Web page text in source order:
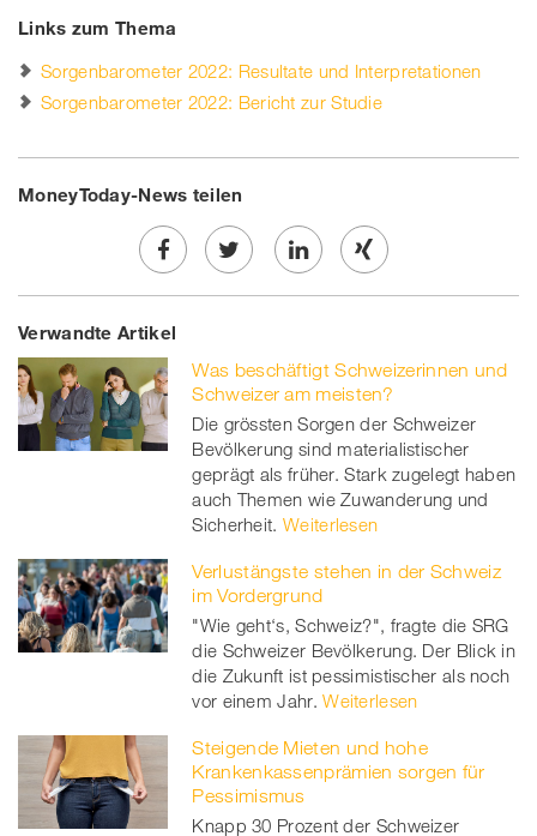
Links zum Thema
Sorgenbarometer 2022: Resultate und Interpretationen
Sorgenbarometer 2022: Bericht zur Studie
MoneyToday-News teilen
Share
on
Facebook
Twe
on
twitt
er
Share
linkedin
Share
Xing
Verwandte Artikel
Was beschäftigt Schweizerinnen und
Schweizer am meisten?
Die grössten Sorgen der Schweizer
Bevölkerung sind materialistischer
geprägt als früher. Stark zugelegt haben
auch Themen wie Zuwanderung und
Sicherheit. Weiterlesen
Verlustängste stehen in der Schweiz
im Vordergrund
"Wie geht‘s, Schweiz?", fragte die SRG
die Schweizer Bevölkerung. Der Blick in
die Zukunft ist pessimistischer als noch
vor einem Jahr. Weiterlesen
Steigende Mieten und hohe
Krankenkassenprämien sorgen für
Pessimismus
Knapp 30 Prozent der Schweizer